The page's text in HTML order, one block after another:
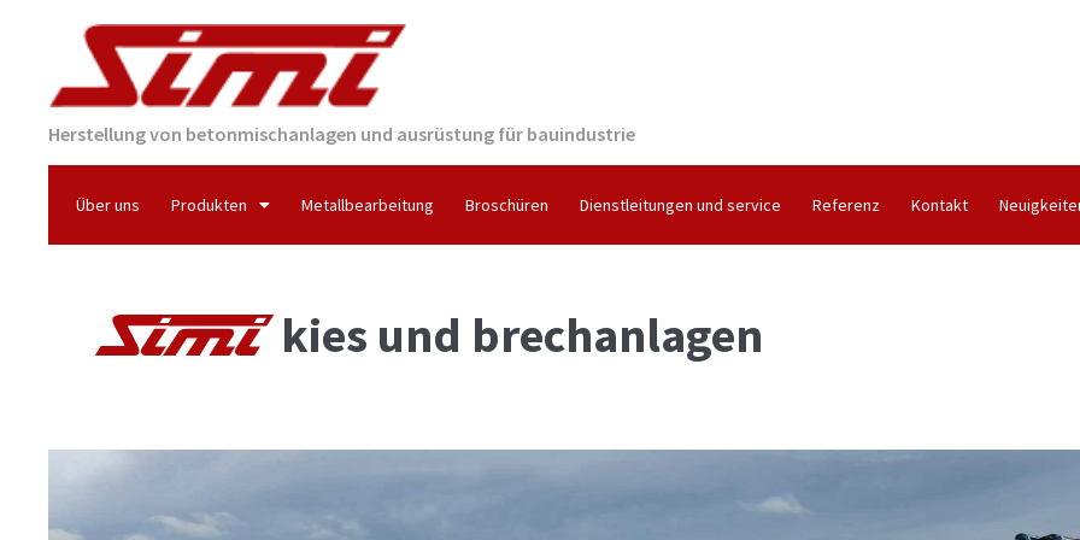
Herstellung von betonmischanlagen und ausrüstung für bauindustrie
Über uns Produkten Metallbearbeitung Broschüren Dienstleitungen und service Referenz Kontakt
kies und brechanlagen